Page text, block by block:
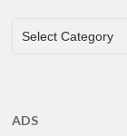
CATEGORIES
Select Category
ADS